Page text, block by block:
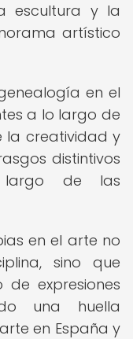
escultura y la
artístico
en el
a lo largo de
la creatividad y
distintivos
de las
en el arte no
sino que
expresiones
una huella
en España y